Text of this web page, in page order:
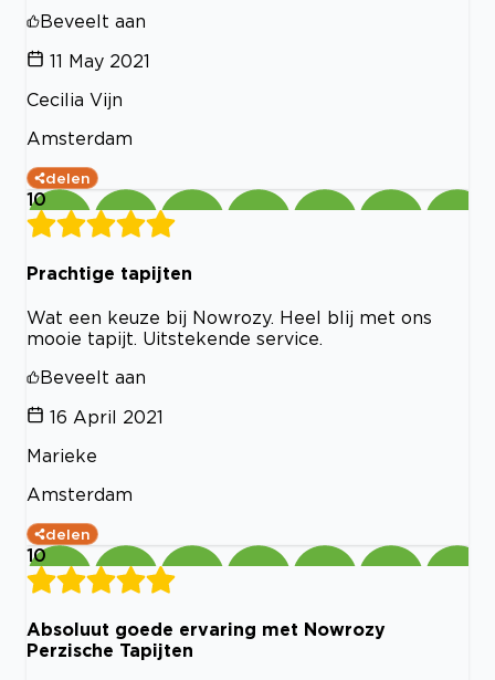
Beveelt aan
11 May 2021
Cecilia Vijn
Amsterdam
delen
10
Prachtige tapijten
Wat een keuze bij Nowrozy. Heel blij met ons
mooie tapijt. Uitstekende service.
Beveelt aan
16 April 2021
Marieke
Amsterdam
delen
10
Absoluut goede ervaring met Nowrozy
Perzische Tapijten